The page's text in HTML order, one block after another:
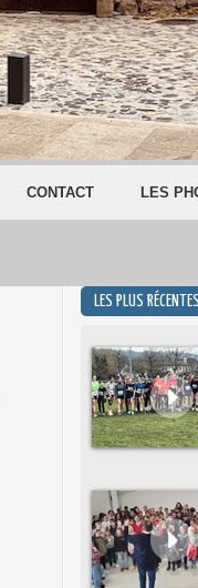
CONTACT LES
LES PLUS RÉCENTES